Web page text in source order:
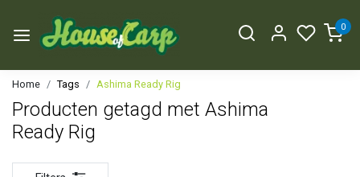
0
Home Tags Ashima Ready Rig
Producten getagd met Ashima
Ready Rig